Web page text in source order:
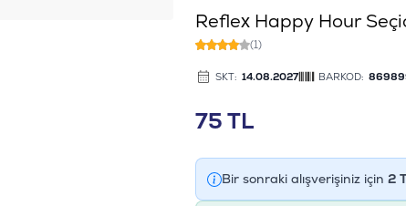
Reflex Happy Hour
(1)
SKT: 14.08.2027 BARKOD:
75TL
Bir sonraki alışverişiniz için 2